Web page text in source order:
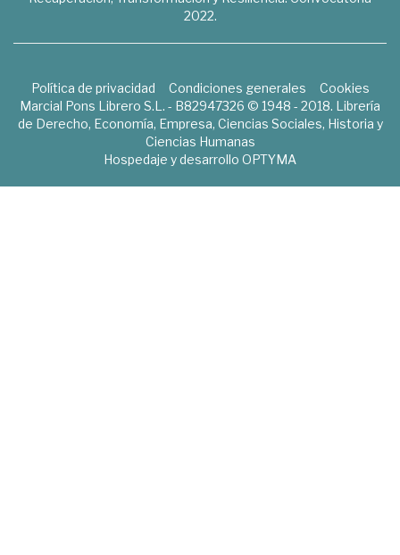
2022.
Política de privacidad Condiciones generales
Cookies
Marcial Pons Librero S.L. - B82947326 © 1948 - 2018. Librería
de Derecho, Economía, Empresa, Ciencias Sociales, Historia y
Ciencias Humanas
Hospedaje y desarrollo OPTYMA